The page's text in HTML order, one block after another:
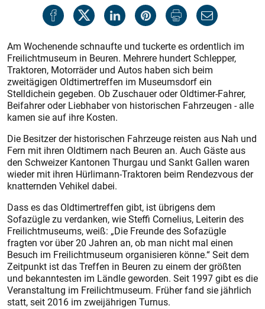
Am Wochenende schnaufte und tuckerte es ordentlich im
Freilichtmuseum in Beuren. Mehrere hundert Schlepper,
Traktoren, Motorräder und Autos haben sich beim
zweitägigen Oldtimertreffen im Museumsdorf ein
Stelldichein gegeben. Ob Zuschauer oder Oldtimer-Fahrer,
Beifahrer oder Liebhaber von historischen Fahrzeugen - alle
kamen sie auf ihre Kosten.
Die Besitzer der historischen Fahrzeuge reisten aus Nah und
Fern mit ihren Oldtimern nach Beuren an. Auch Gäste aus
den Schweizer Kantonen Thurgau und Sankt Gallen waren
wieder mit ihren Hürlimann-Traktoren beim Rendezvous der
knatternden Vehikel dabei.
Dass es das Oldtimertreffen gibt, ist übrigens dem
Sofazügle zu verdanken, wie Steffi Cornelius, Leiterin des
Freilichtmuseums, weiß: „Die Freunde des Sofazügle
fragten vor über 20 Jahren an, ob man nicht mal einen
Besuch im Freilichtmuseum organisieren könne.“ Seit dem
Zeitpunkt ist das Treffen in Beuren zu einem der größten
und bekanntesten im Ländle geworden. Seit 1997 gibt es die
Veranstaltung im Freilichtmuseum. Früher fand sie jährlich
statt, seit 2016 im zweijährigen Turnus.